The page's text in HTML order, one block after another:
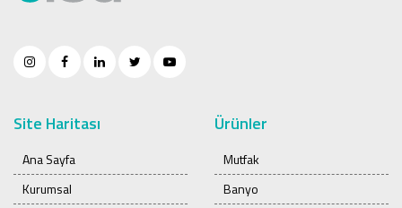
Site Haritası
Ana Sayfa
Kurumsal
Ürünler
Mutfak
Banyo